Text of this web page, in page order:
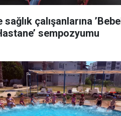
sağlık çalışanlarına
sempozyumu